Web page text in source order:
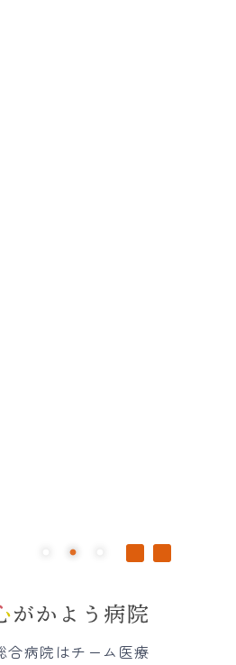
合病院はチーム医療